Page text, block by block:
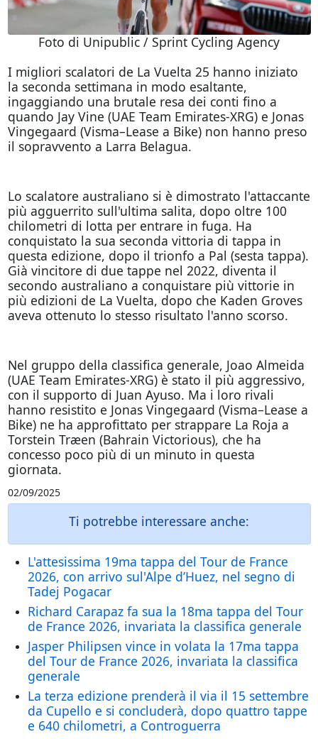
Foto di Unipublic / Sprint Cycling Agency
I migliori scalatori de La Vuelta 25 hanno iniziato
la seconda settimana in modo esaltante,
ingaggiando una brutale resa dei conti fino a
quando Jay Vine (UAE Team Emirates-XRG) e Jonas
Vingegaard (Visma–Lease a Bike) non hanno preso
il sopravvento a Larra Belagua.
Lo scalatore australiano si è dimostrato l'attaccante
più agguerrito sull'ultima salita, dopo oltre 100
chilometri di lotta per entrare in fuga. Ha
conquistato la sua seconda vittoria di tappa in
questa edizione, dopo il trionfo a Pal (sesta tappa).
Già vincitore di due tappe nel 2022, diventa il
secondo australiano a conquistare più vittorie in
più edizioni de La Vuelta, dopo che Kaden Groves
aveva ottenuto lo stesso risultato l'anno scorso.
Nel gruppo della classifica generale, Joao Almeida
(UAE Team Emirates-XRG) è stato il più aggressivo,
con il supporto di Juan Ayuso. Ma i loro rivali
hanno resistito e Jonas Vingegaard (Visma–Lease a
Bike) ne ha approfittato per strappare La Roja a
Torstein Træen (Bahrain Victorious), che ha
concesso poco più di un minuto in questa
giornata.
02/09/2025
Ti potrebbe interessare anche:
L'attesissima 19ma tappa del Tour de France
2026, con arrivo sul'Alpe d’Huez, nel segno di
Tadej Pogacar
Richard Carapaz fa sua la 18ma tappa del Tour
de France 2026, invariata la classifica generale
Jasper Philipsen vince in volata la 17ma tappa
del Tour de France 2026, invariata la classifica
generale
La terza edizione prenderà il via il 15 settembre
da Cupello e si concluderà, dopo quattro tappe
e 640 chilometri, a Controguerra